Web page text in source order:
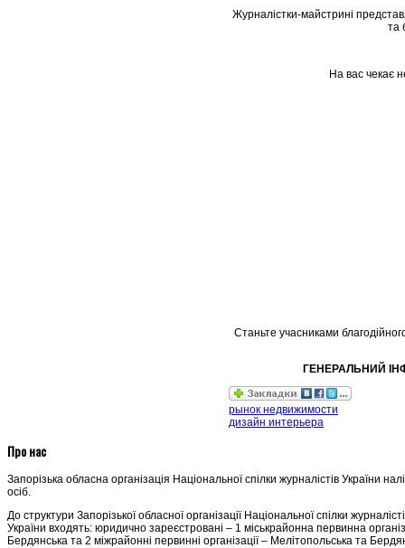
Журналістки-майстрині
та
На вас чекає
Станьте учасниками
ГЕНЕРАЛЬНИЙ
рынок недвижимости
дизайн интерьера
Про нас
Запорізька обласна організація Національної спілки журналістів України
осіб.
До структури Запорізької обласної організації Національної спілки
України входять: юридично зареєстровані – 1 міськрайонна первинна
Бердянська та 2 міжрайонні первинні організації – Мелітопольська та